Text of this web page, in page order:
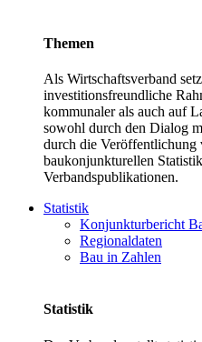
Themen
Als Wirtschaftsverband
investitionsfreundliche
kommunaler als auch auf
sowohl durch den Dialog
durch die Veröffentlichung
baukonjunkturellen
Verbandspublikationen.
Statistik
Konjunkturbericht
Regionaldaten
Bau in Zahlen
Statistik